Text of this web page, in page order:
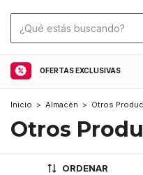
OFERTAS EXCLUSIVAS
Inicio > Almacén > Otros
Otros
ORDENAR